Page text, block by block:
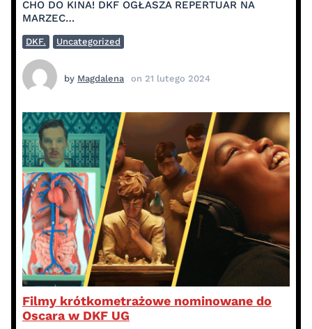
DKF. Uncategorized
CHO DO KINA! DKF OGŁASZA REPERTUAR NA
MARZEC…
by Magdalena on 21 lutego 2024
Filmy krótkometrażowe nominowane do
Oscara w DKF UG